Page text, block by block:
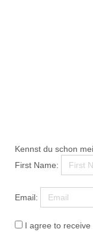
Kennst du schon
First Name:
Email:
I agree to